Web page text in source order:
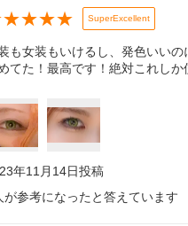
★★★★ SuperExcellent
も女装もいけるし、発色いい
てた！最高です！絶対これしか
年11月14日投稿
が参考になったと答えています